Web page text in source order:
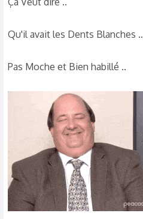
Qu'il avait les Dents Blanches ..
Pas Moche et Bien habillé ..